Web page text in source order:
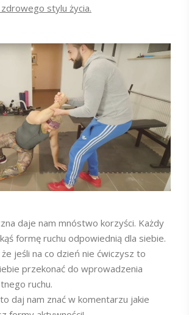
stylu życia.
daje nam mnóstwo korzyści. Każdy
formę ruchu odpowiednią dla siebie.
jeśli na co dzień nie ćwiczysz to
przekonać do wprowadzenia
ruchu.
daj nam znać w komentarzu jakie